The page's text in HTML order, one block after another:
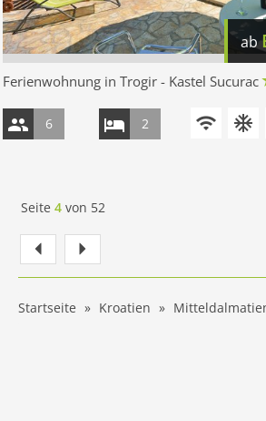
ab
Ferienwohnung in Trogir - Kastel Sucurac
6 2
Seite 4 von 52
Startseite Kroatien